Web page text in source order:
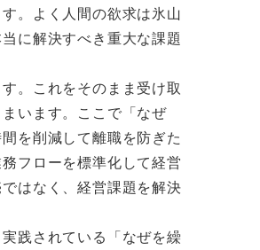
。よく人間の欲求は氷山
に解決すべき重大な課題
。これをそのまま受け取
います。ここで「なぜ
を削減して離職を防ぎた
フローを標準化して経営
はなく、経営課題を解決
践されている「なぜを繰